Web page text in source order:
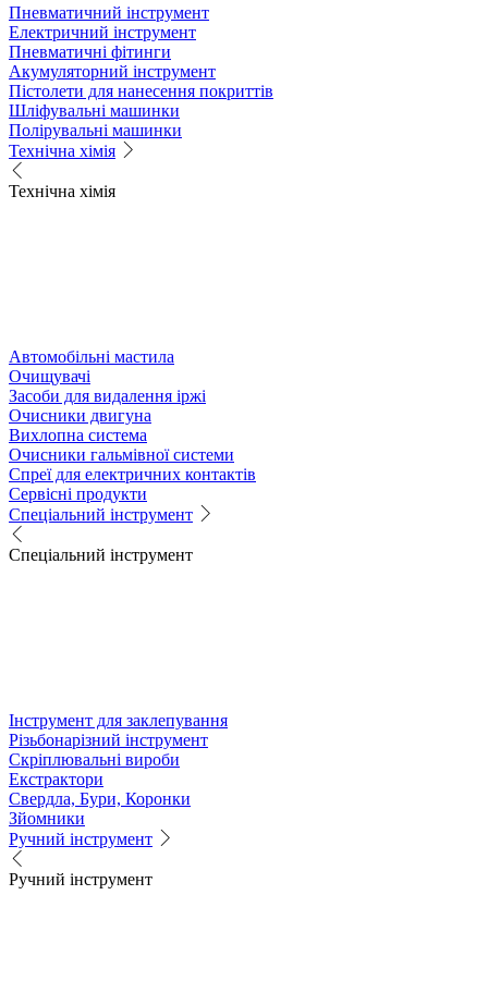
Пневматичний інструмент
Електричний інструмент
Пневматичні фітинги
Акумуляторний інструмент
Пістолети для нанесення покриттів
Шліфувальні машинки
Полірувальні машинки
Технічна хімія
Технічна хімія
Автомобільні мастила
Очищувачі
Засоби для видалення іржі
Очисники двигуна
Вихлопна система
Очисники гальмівної системи
Спреї для електричних контактів
Сервісні продукти
Спеціальний інструмент
Спеціальний інструмент
Інструмент для заклепування
Різьбонарізний інструмент
Скріплювальні вироби
Екстрактори
Свердла, Бури, Коронки
Зйомники
Ручний інструмент
Ручний інструмент